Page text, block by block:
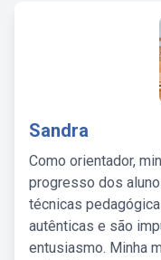
Sandra
Como orientador,
progresso dos
técnicas
autênticas e são
entusiasmo. Minha